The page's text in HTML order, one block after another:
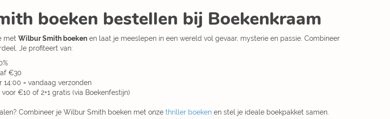
boeken bestellen bij Boekenkraam
met Wilbur Smith boeken en laat je meeslepen in een wereld vol gevaar, mysterie en passie. Combineer
Je profiteert van:
€30
= vandaag verzonden
€10 of 2+1 gratis (via Boekenfestijn)
Combineer je Wilbur Smith boeken met onze thriller boeken en stel je ideale boekpakket samen.